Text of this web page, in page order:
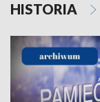
HISTORIA